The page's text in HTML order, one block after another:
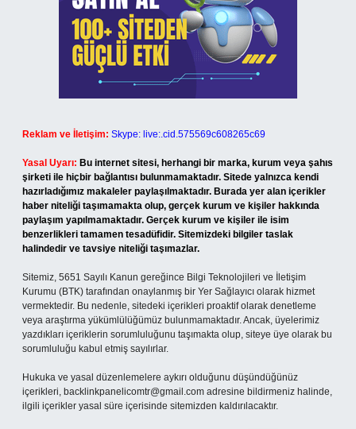
Reklam ve İletişim: Skype: live:.cid.575569c608265c69
Yasal Uyarı: Bu internet sitesi, herhangi bir marka, kurum veya şahıs
şirketi ile hiçbir bağlantısı bulunmamaktadır. Sitede yalnızca kendi
hazırladığımız makaleler paylaşılmaktadır. Burada yer alan içerikler
haber niteliği taşımamakta olup, gerçek kurum ve kişiler hakkında
paylaşım yapılmamaktadır. Gerçek kurum ve kişiler ile isim
benzerlikleri tamamen tesadüfidir. Sitemizdeki bilgiler taslak
halindedir ve tavsiye niteliği taşımazlar.
Sitemiz, 5651 Sayılı Kanun gereğince Bilgi Teknolojileri ve İletişim
Kurumu (BTK) tarafından onaylanmış bir Yer Sağlayıcı olarak hizmet
vermektedir. Bu nedenle, sitedeki içerikleri proaktif olarak denetleme
veya araştırma yükümlülüğümüz bulunmamaktadır. Ancak, üyelerimiz
yazdıkları içeriklerin sorumluluğunu taşımakta olup, siteye üye olarak bu
sorumluluğu kabul etmiş sayılırlar.
Hukuka ve yasal düzenlemelere aykırı olduğunu düşündüğünüz
içerikleri, backlinkpanelicomtr@gmail.com adresine bildirmeniz halinde,
ilgili içerikler yasal süre içerisinde sitemizden kaldırılacaktır.